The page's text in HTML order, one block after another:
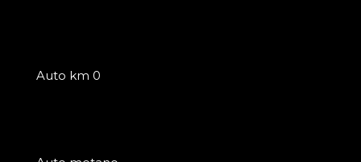
Auto km 0